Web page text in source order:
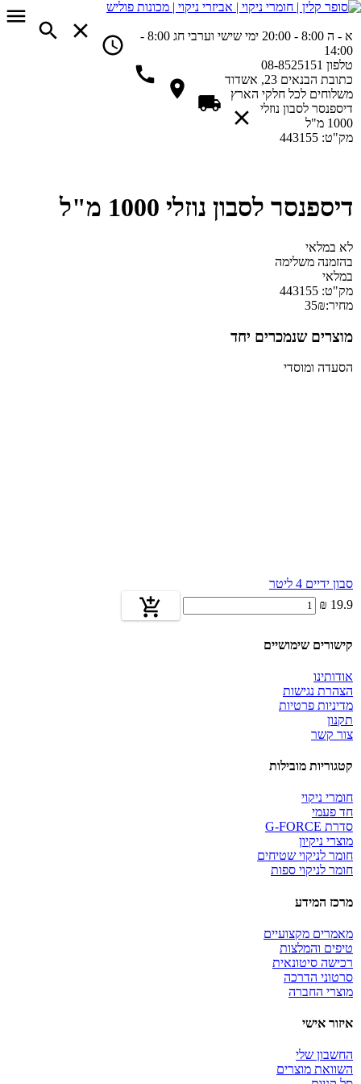
א - ה 8:00 - 20:00
ימי שישי וערבי חג 8:00 -
14:00
טלפון 08-8525151
כתובת הבנאים 23, אשדוד
משלוחים לכל חלקי הארץ
דיספנסר לסבון נוזלי
1000 מ"ל
מק"ט: 443155
דיספנסר לסבון נוזלי 1000 מ"ל
לא במלאי
בהזמנה משלימה
במלאי
מק"ט: 443155
מחיר:
35₪
מוצרים שנמכרים יחד
הסעדה ומוסדי
סבון ידיים 4 ליטר
19.9 ₪
קישורים שימושיים
אודותינו
הצהרת נגישות
מדיניות פרטיות
תקנון
צור קשר
קטגוריות מובילות
חומרי ניקוי
חד פעמי
סדרת G-FORCE
מוצרי ניקיון
חומר לניקוי שטיחים
חומר לניקוי ספות
מרכז המידע
מאמרים מקצועיים
טיפים והמלצות
רכישה סיטונאית
סרטוני הדרכה
מוצרי החברה
איזור אישי
החשבון שלי
השוואת מוצרים